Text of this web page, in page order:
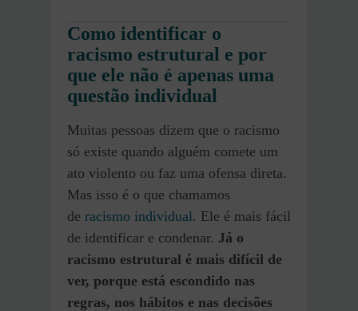
Como identificar o
racismo estrutural e por
que ele não é apenas uma
questão individual
Muitas pessoas dizem que o racismo
só existe quando alguém comete um
ato violento ou faz uma ofensa direta.
Mas isso é o que chamamos
de racismo individual. Ele é mais fácil
de identificar e condenar. Já o
racismo estrutural é mais difícil de
ver, porque está escondido nas
regras, nos hábitos e nas decisões